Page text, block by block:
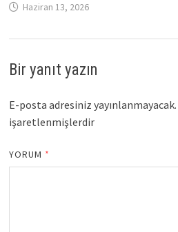
Haziran 13, 2026
Bir yanıt yazın
E-posta adresiniz yayınlanmayacak.
işaretlenmişlerdir
YORUM *